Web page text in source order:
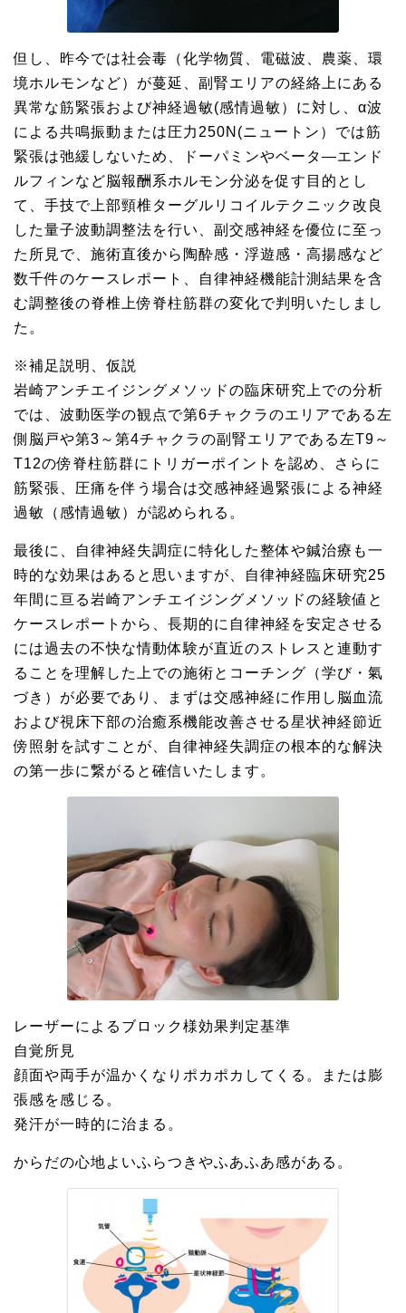
但し、昨今では社会毒（化学物質、電磁波、農薬、環
境ホルモンなど）が蔓延、副腎エリアの経絡上にある
異常な筋緊張および神経過敏(感情過敏）に対し、α波
による共鳴振動または圧力250N(ニュートン）では筋
緊張は弛緩しないため、ドーパミンやベータ―エンド
ルフィンなど脳報酬系ホルモン分泌を促す目的とし
て、手技で上部頸椎ターグルリコイルテクニック改良
した量子波動調整法を行い、副交感神経を優位に至っ
た所見で、施術直後から陶酔感・浮遊感・高揚感など
数千件のケースレポート、自律神経機能計測結果を含
む調整後の脊椎上傍脊柱筋群の変化で判明いたしまし
た。
※補足説明、仮説
岩崎アンチエイジングメソッドの臨床研究上での分析
では、波動医学の観点で第6チャクラのエリアである左
側脳戸や第3～第4チャクラの副腎エリアである左T9～
T12の傍脊柱筋群にトリガーポイントを認め、さらに
筋緊張、圧痛を伴う場合は交感神経過緊張による神経
過敏（感情過敏）が認められる。
最後に、自律神経失調症に特化した整体や鍼治療も一
時的な効果はあると思いますが、自律神経臨床研究25
年間に亘る岩崎アンチエイジングメソッドの経験値と
ケースレポートから、長期的に自律神経を安定させる
には過去の不快な情動体験が直近のストレスと連動す
ることを理解した上での施術とコーチング（学び・氣
づき）が必要であり、まずは交感神経に作用し脳血流
および視床下部の治癒系機能改善させる星状神経節近
傍照射を試すことが、自律神経失調症の根本的な解決
の第一歩に繋がると確信いたします。
レーザーによるブロック様効果判定基準
自覚所見
顔面や両手が温かくなりポカポカしてくる。または膨
張感を感じる。
発汗が一時的に治まる。
からだの心地よいふらつきやふあふあ感がある。